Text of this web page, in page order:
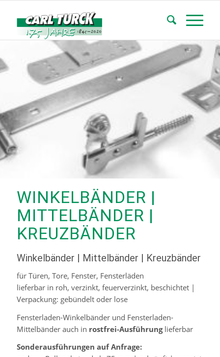
WINKELBÄNDER |
MITTELBÄNDER |
KREUZBÄNDER
Winkelbänder | Mittelbänder | Kreuzbänder
für Türen, Tore, Fenster, Fensterläden
lieferbar in roh, verzinkt, feuerverzinkt, beschichtet |
Verpackung: gebündelt oder lose
Fensterladen-Winkelbänder und Fensterladen-
Mittelbänder auch in rostfrei-Ausführunglieferbar
Sonderausführungen auf Anfrage: